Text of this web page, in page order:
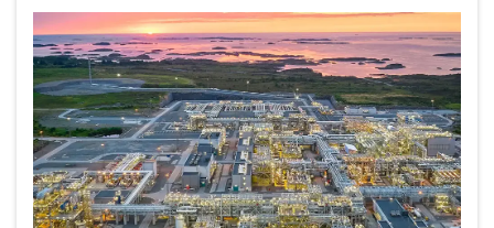
додала извештај „Светска тржишна за
мернице протока по типу производа, примени
и регијама 2024–2032“ у своју понуду...